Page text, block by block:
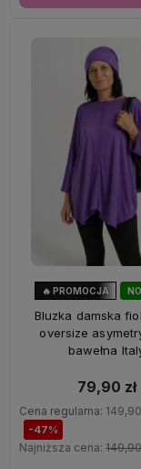
🔥 PROMOCJA
Bluzka damska
oversize
bawełna
79,90 zł
Cena regularna:
-47%
Najniższa cena: